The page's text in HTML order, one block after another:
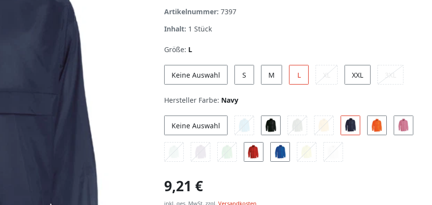
Artikelnummer: 7397
Inhalt: 1 Stück
Größe: L
Keine Auswahl S M L XL XXL 3XL
Hersteller Farbe: Navy
Keine Auswahl
9,21 €
inkl. ges. MwSt. zzgl. Versandkosten